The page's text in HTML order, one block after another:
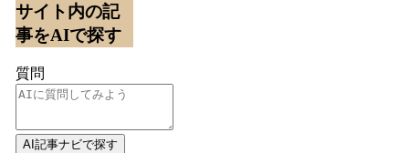
サイト内の記
事をAIで探す
質問
AI記事ナビで探す